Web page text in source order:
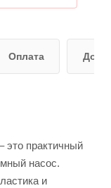
Оплата
это практичный
насос.
и